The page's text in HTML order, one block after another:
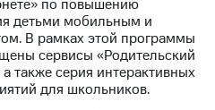
по повышению
детьми мобильным и
В рамках этой программы
сервисы «Родительский
также серия интерактивных
для школьников.